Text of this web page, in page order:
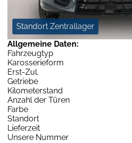
Standort Zentrallager
Allgemeine Daten:
Fahrzeugtyp
Karosserieform
Erst-Zul.
Getriebe
Kilometerstand
Anzahl der Türen
Farbe
Standort
Lieferzeit
Unsere Nummer